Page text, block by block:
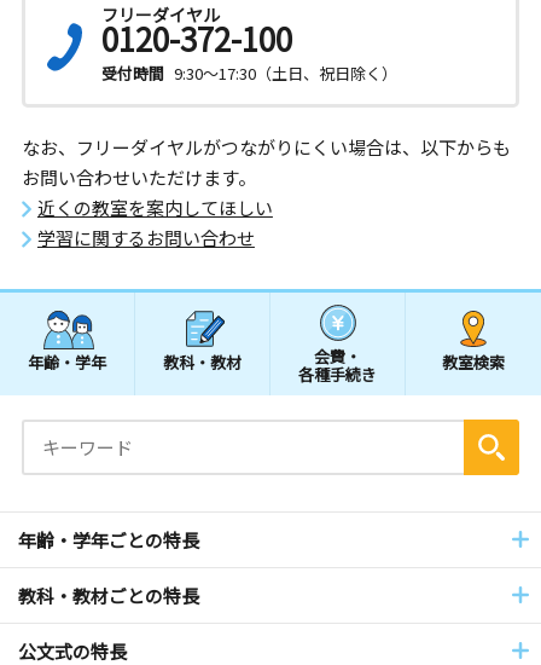
フリーダイヤル
0120-372-100
受付時間 9:30～17:30（土日、祝日除く）
なお、フリーダイヤルがつながりにくい場合は、以下からも
お問い合わせいただけます。
近くの教室を案内してほしい
学習に関するお問い合わせ
年齢・学年 教科・教材 会費・
各種手続き
教室検索
年齢・学年ごとの特長
教科・教材ごとの特長
公文式の特長